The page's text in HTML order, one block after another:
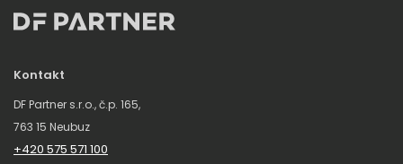
Kontakt
DF Partner s.r.o., č.p. 165,
763 15 Neubuz
+420 575 571 100